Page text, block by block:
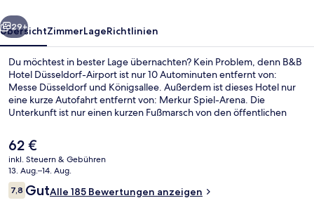
Weiter
29+
ÜbersichtZimmerLageRichtlinien
Du möchtest in bester Lage übernachten? Kein Problem, denn B&B
Hotel Düsseldorf-Airport ist nur 10 Autominuten entfernt von:
Messe Düsseldorf und Königsallee. Außerdem ist dieses Hotel nur
eine kurze Autofahrt entfernt von: Merkur Spiel-Arena. Die
Unterkunft ist nur einen kurzen Fußmarsch von den öffentlichen
(Straßenbahnhaltestelle PSD Bank Dome) bzw. 8 Minuten
(Straßenbahnhaltestelle DOME - Am Hülserhof).
Der
aktuelle
Preis
beträgt
62 €.
62 €
inkl. Steuern & Gebühren
13. Aug.–14. Aug.
Bewertungen
7,87,8 von 10.
GutAlle 185 Bewertungen anzeigen